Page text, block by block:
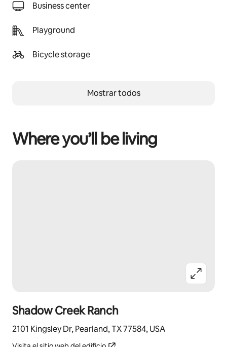
Business center
Playground
Bicycle storage
Mostrar todos
Where you’ll be living
Shadow Creek Ranch
2101 Kingsley Dr, Pearland, TX 77584, USA